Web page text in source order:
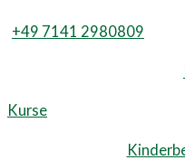
+49 7141 2980809
Kurse